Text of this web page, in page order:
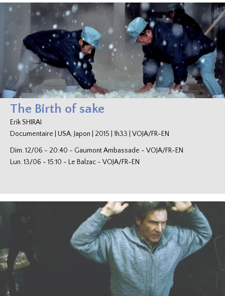
The Birth of sake
Erik SHIRAI
Documentaire
USA, Japon 2015 1h33 VOJA/FR-EN
Dim. 12/06 - 20:40 - Gaumont Ambassade - VOJA/FR-EN
Lun. 13/06 - 15:10 - Le Balzac - VOJA/FR-EN